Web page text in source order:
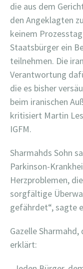
die aus dem
den Angeklagten
keinem
Staatsbürger ein
teilnehmen. Die
Verantwortung
die es bisher
beim iranischen
kritisiert Martin
IGFM.
Sharmahds Sohn
Parkinson-
Herzproblemen,
sorgfältige
gefährdet“, sagte
Gazelle
erklärt: